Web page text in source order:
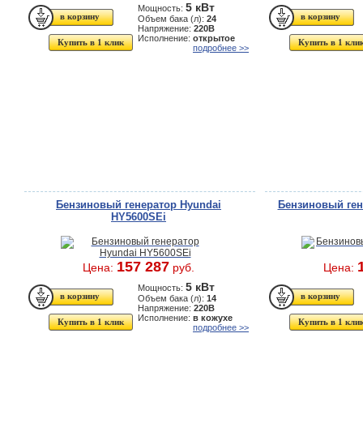
Купить в 1 клик
Мощность: 5 кВт
Объем бака (л): 24
Напряжение: 220В
Исполнение: открытое
подробнее >>
Купить в 1
Бензиновый генератор Hyundai
HY5600SEi
Цена: 157 287 руб.
Купить в 1 клик
Мощность: 5 кВт
Объем бака (л): 14
Напряжение: 220В
Исполнение: в кожухе
подробнее >>
Бензиновый
Цена:
Купить в 1